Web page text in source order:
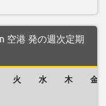
空港 発の週次定期
火 水 木 金